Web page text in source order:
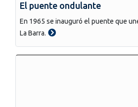
El puente ondulante
En 1965 se inauguró el puente que
La Barra.